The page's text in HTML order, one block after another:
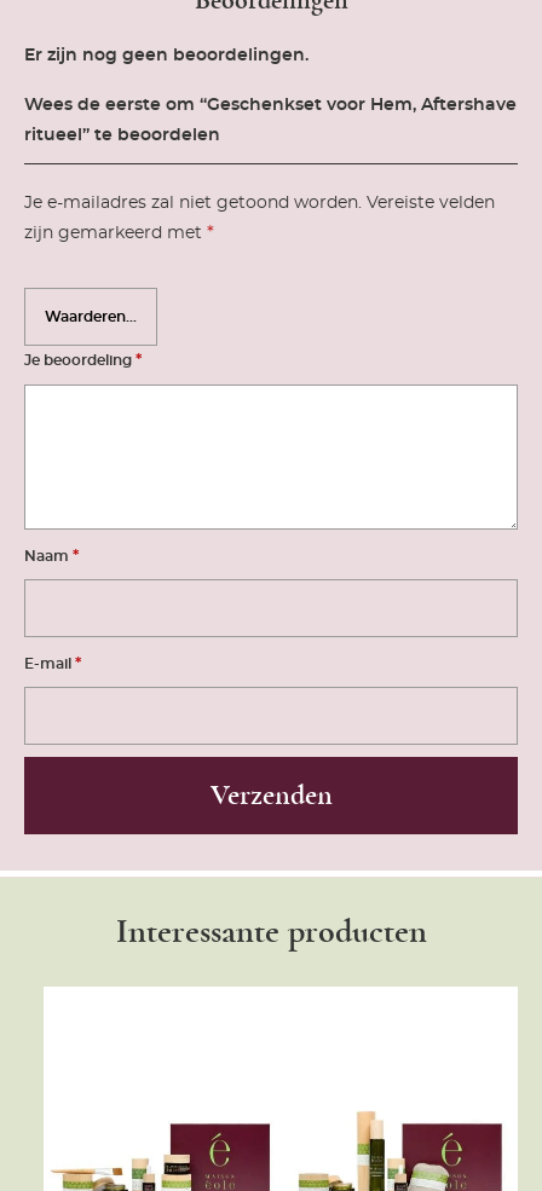
Er zijn nog geen beoordelingen.
Wees de eerste om “Geschenkset voor Hem, Aftershave
ritueel” te beoordelen
Je e-mailadres zal niet getoond worden. Vereiste velden
zijn gemarkeerd met *
Je beoordeling *
Naam *
E-mail *
Interessante producten